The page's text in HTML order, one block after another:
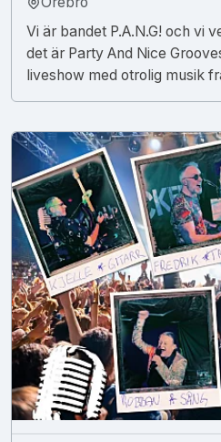
Vi är bandet P.A.N.G! och vi
det är Party And Nice
liveshow med otrolig musik